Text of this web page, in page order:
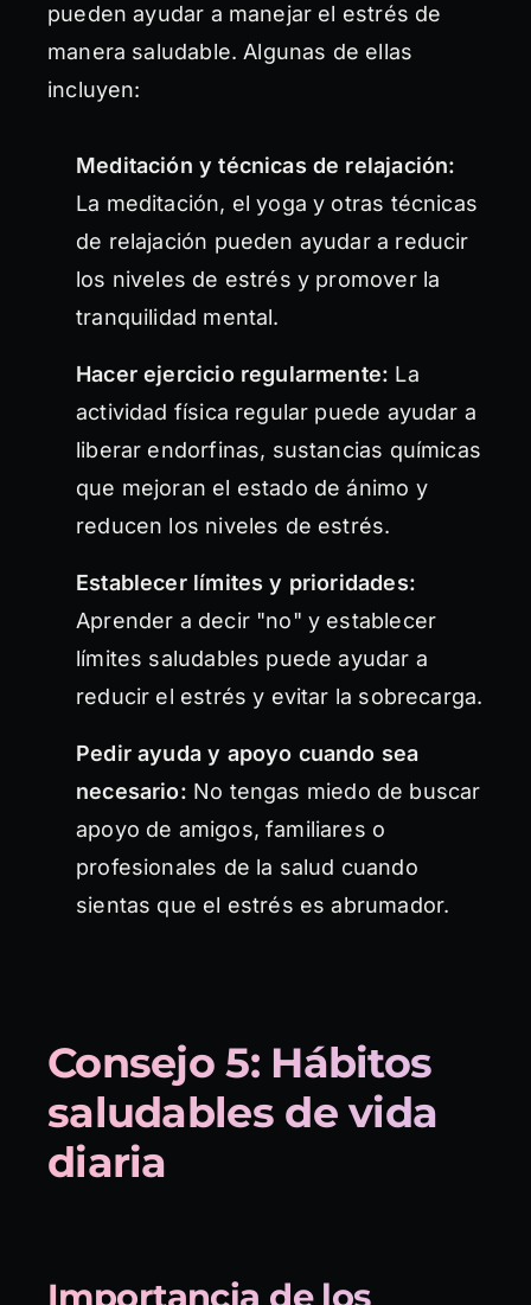
pueden ayudar a manejar el estrés de
manera saludable. Algunas de ellas
incluyen:
Meditación y técnicas de relajación:
La meditación, el yoga y otras técnicas
de relajación pueden ayudar a reducir
los niveles de estrés y promover la
tranquilidad mental.
Hacer ejercicio regularmente: La
actividad física regular puede ayudar a
liberar endorfinas, sustancias químicas
que mejoran el estado de ánimo y
reducen los niveles de estrés.
Establecer límites y prioridades:
Aprender a decir "no" y establecer
límites saludables puede ayudar a
reducir el estrés y evitar la sobrecarga.
Pedir ayuda y apoyo cuando sea
necesario: No tengas miedo de buscar
apoyo de amigos, familiares o
profesionales de la salud cuando
sientas que el estrés es abrumador.
Consejo 5: Hábitos
saludables de vida
diaria
Importancia de los